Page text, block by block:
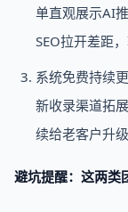
单直观展示AI
SEO拉开差距
系统免费持续
新收录渠道拓
续给老客户升
避坑提醒：这两类